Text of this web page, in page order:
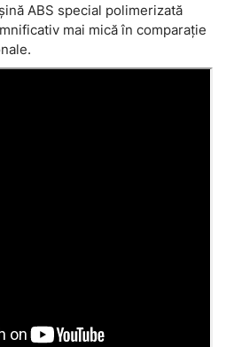
ABS special polimerizată
mai mică în comparație